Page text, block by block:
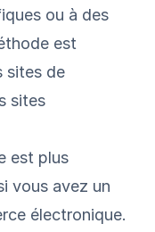
ou à des
est
sites de
sites
est plus
vous avez un
électronique.